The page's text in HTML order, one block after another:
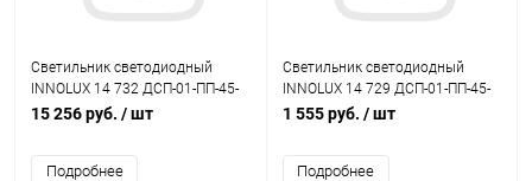
Светильник светодиодный
INNOLUX 14 732 ДСП-01-ПП-45-
1200-5К-IP65-A3
15 256 руб. / шт
Подробнее
Светильник светодиодный
INNOLUX 14 729 ДСП-01-ПП-45-
1200-5К-IP65
1 555 руб. / шт
Подробнее